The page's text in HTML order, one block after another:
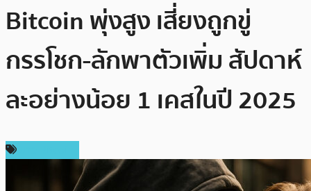
Bitcoin พุ่งสูง เสี่ยงถูกขู่
กรรโชก-ลักพาตัวเพิ่ม สัปดาห์
ละอย่างน้อย 1 เคสในปี 2025